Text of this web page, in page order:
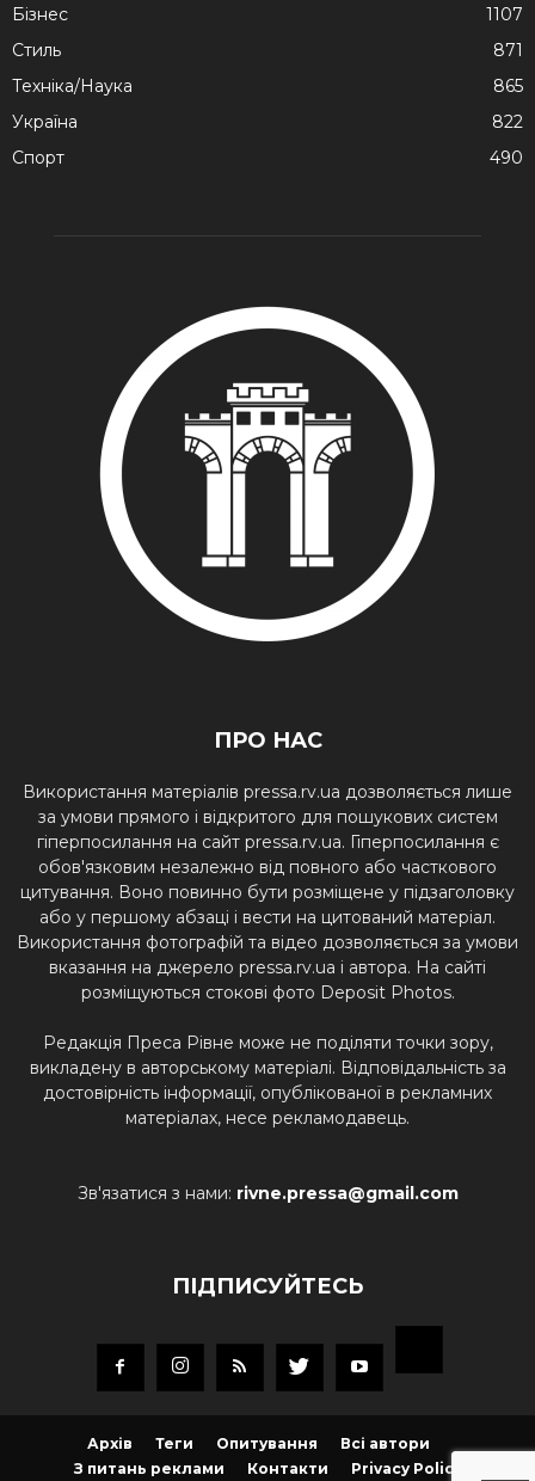
Бізнес
1107
Стиль
871
Техніка/Наука
865
Україна
822
Спорт
490
ПРО НАС
Використання матеріалів pressa.rv.ua дозволяється лише
за умови прямого і відкритого для пошукових систем
гіперпосилання на сайт pressa.rv.ua. Гіперпосилання є
обов'язковим незалежно від повного або часткового
цитування. Воно повинно бути розміщене у підзаголовку
або у першому абзаці і вести на цитований матеріал.
Використання фотографій та відео дозволяється за умови
вказання на джерело pressa.rv.ua і автора. На сайті
розміщуються стокові фото Deposit Photos.
Редакція Преса Рівне може не поділяти точки зору,
викладену в авторському матеріалі. Відповідальність за
достовірність інформації, опублікованої в рекламних
матеріалах, несе рекламодавець.
Зв'язатися з нами: rivne.pressa@gmail.com
ПІДПИСУЙТЕСЬ
Архів Теги Опитування
Всі автори
З питань реклами
Контакти Privacy Policy